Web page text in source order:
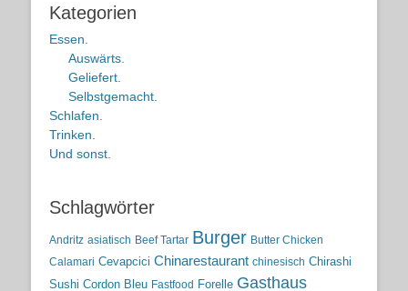
Kategorien
Essen.
Auswärts.
Geliefert.
Selbstgemacht.
Schlafen.
Trinken.
Und sonst.
Schlagwörter
Andritz asiatisch Beef Tartar Burger Butter Chicken
Calamari Cevapcici Chinarestaurant chinesisch Chirashi
Sushi Cordon Bleu Fastfood Forelle Gasthaus